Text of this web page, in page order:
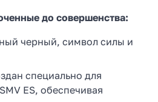
до совершенства:
черный, символ силы и
специально для
ES, обеспечивая